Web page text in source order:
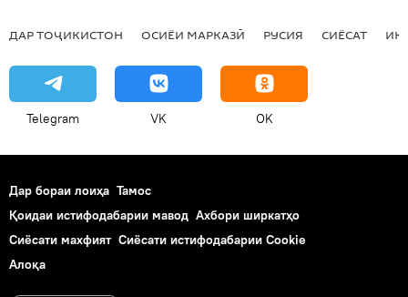
ДАР ТОҶИКИСТОН ОСИЁИ МАРКАЗӢ РУСИЯ СИЁСАТ
Telegram VK OK
Дар бораи лоиҳа Тамос
Қоидаи истифодабарии мавод Ахбори ширкатҳо
Сиёсати махфият Сиёсати истифодабарии Cookie
Алоқа